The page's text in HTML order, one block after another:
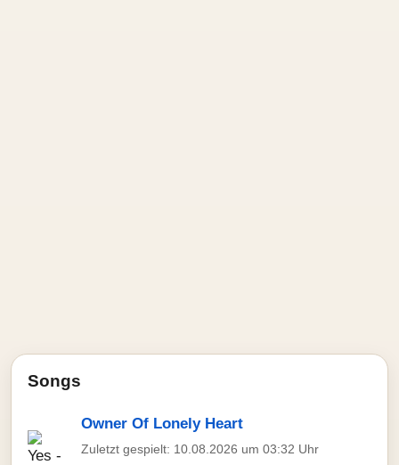
Songs
Owner Of Lonely Heart
Zuletzt gespielt: 10.08.2026 um 03:32 Uhr